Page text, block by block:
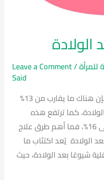
الولادة
Leave a Comment/للمرأة
Said
بحسب منظمة الصحة العالمية فإن هناك ما يقارب من 13%
كما ترتفع هذه
النسبة في الدول النامية لتصل إلى 16%، فما أهم طرق علاج
الولادة يُعد اكتئاب ما
شيوعًا بعد الولادة، حيث